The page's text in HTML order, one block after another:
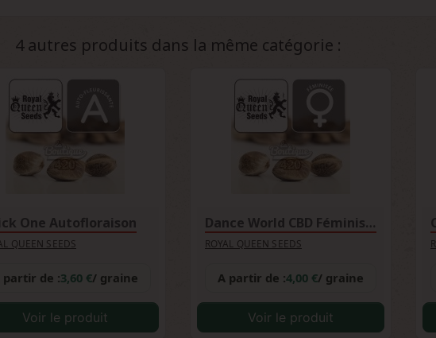
de l'expérience plus rapidement. Royal Queen Seeds a développé
4 autres produits dans la même catégorie :
One Autofloraison
QUEEN SEEDS
partir de :3,60 €/ graine
Voir le produit
Dance World CBD Féminisée
ROYAL QUEEN SEEDS
A partir de :4,00 €/ graine
Voir le produit